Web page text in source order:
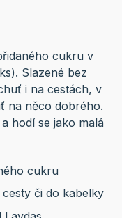
cukru v
Slazené bez
i na cestách, v
na něco dobrého.
hodí se jako malá
cukru
či do kabelky